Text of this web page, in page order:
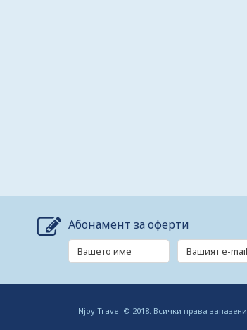
Абонамент за оферти
Njoy Travel © 2018. Всички права запазени